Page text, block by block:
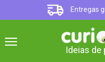
Entregas
Ideias de